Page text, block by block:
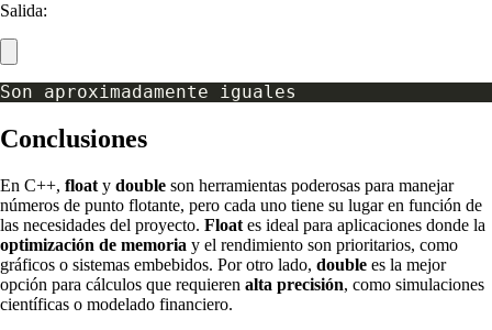
Salida:
Conclusiones
En C++, float y double son herramientas poderosas para manejar
números de punto flotante, pero cada uno tiene su lugar en función de
las necesidades del proyecto. Float es ideal para aplicaciones donde la
optimización de memoria y el rendimiento son prioritarios, como
gráficos o sistemas embebidos. Por otro lado, double es la mejor
opción para cálculos que requieren alta precisión, como simulaciones
científicas o modelado financiero.